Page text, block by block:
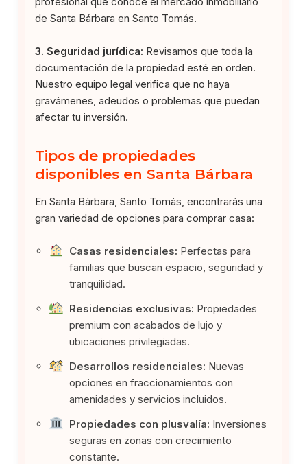
de Santa Bárbara en Santo Tomás.
3. Seguridad jurídica: Revisamos que toda la
documentación de la propiedad esté en orden.
Nuestro equipo legal verifica que no haya
gravámenes, adeudos o problemas que puedan
afectar tu inversión.
Tipos de propiedades
disponibles en Santa Bárbara
En Santa Bárbara, Santo Tomás, encontrarás una
gran variedad de opciones para comprar casa:
Casas residenciales: Perfectas para
familias que buscan espacio, seguridad y
tranquilidad.
Residencias exclusivas: Propiedades
premium con acabados de lujo y
ubicaciones privilegiadas.
Desarrollos residenciales: Nuevas
opciones en fraccionamientos con
amenidades y servicios incluidos.
Propiedades con plusvalía: Inversiones
seguras en zonas con crecimiento
constante.